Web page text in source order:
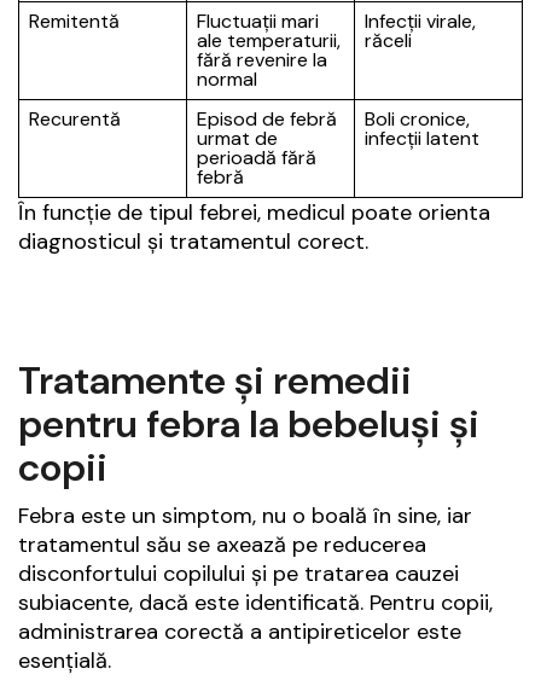
Remitentă Fluctuații mari
ale temperaturii,
fără revenire la
normal
Infecții virale,
răceli
Recurentă Episod de febră
urmat de
perioadă fără
febră
Boli cronice,
infecții latent
În funcție de tipul febrei, medicul poate orienta
diagnosticul și tratamentul corect.
Tratamente și remedii
pentru febra la bebeluși și
copii
Febra este un simptom, nu o boală în sine, iar
tratamentul său se axează pe reducerea
disconfortului copilului și pe tratarea cauzei
subiacente, dacă este identificată. Pentru copii,
administrarea corectă a antipireticelor este
esențială.